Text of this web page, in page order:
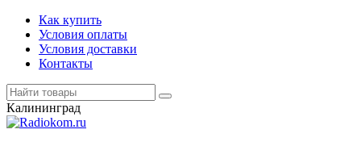
Как купить
Условия оплаты
Условия доставки
Контакты
Калининград